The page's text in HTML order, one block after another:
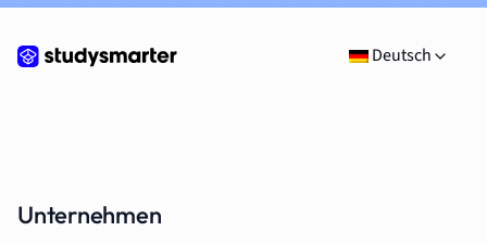
Deutsch
Unternehmen